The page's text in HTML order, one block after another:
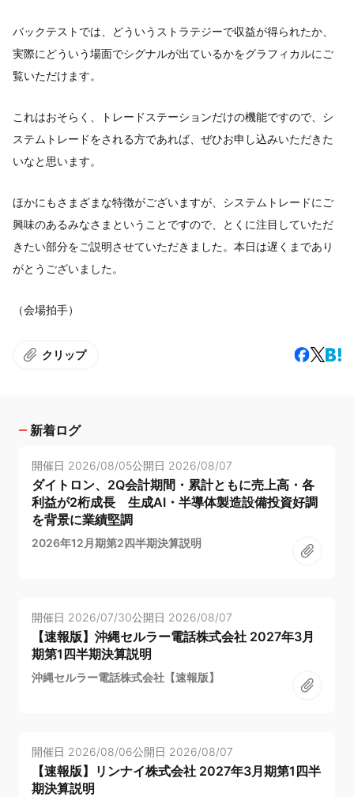
バックテストでは、どういうストラテジーで収益が得られたか、
実際にどういう場面でシグナルが出ているかをグラフィカルにご
覧いただけます。
これはおそらく、トレードステーションだけの機能ですので、シ
ステムトレードをされる方であれば、ぜひお申し込みいただきた
いなと思います。
ほかにもさまざまな特徴がございますが、システムトレードにご
興味のあるみなさまということですので、とくに注目していただ
きたい部分をご説明させていただきました。本日は遅くまであり
がとうございました。
（会場拍手）
クリップ
新着ログ
開催日 2026/08/05公開日 2026/08/07
ダイトロン、2Q会計期間・累計ともに売上高・各
利益が2桁成長 生成AI・半導体製造設備投資好調
を背景に業績堅調
2026年12月期第2四半期決算説明
開催日 2026/07/30公開日 2026/08/07
【速報版】沖縄セルラー電話株式会社 2027年3月
期第1四半期決算説明
沖縄セルラー電話株式会社【速報版】
開催日 2026/08/06公開日 2026/08/07
【速報版】リンナイ株式会社 2027年3月期第1四半
期決算説明